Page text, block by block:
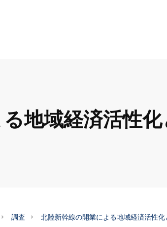
地域経済活性化
調査 北陸新幹線の開業による地域経済活性化